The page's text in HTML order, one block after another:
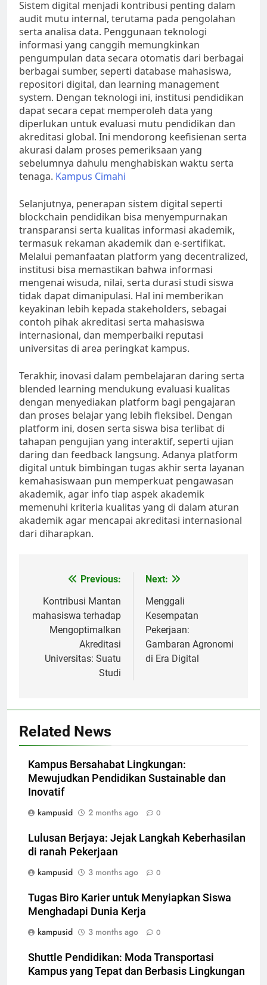
Sistem digital menjadi kontribusi penting dalam
audit mutu internal, terutama pada pengolahan
serta analisa data. Penggunaan teknologi
informasi yang canggih memungkinkan
pengumpulan data secara otomatis dari berbagai
berbagai sumber, seperti database mahasiswa,
repositori digital, dan learning management
system. Dengan teknologi ini, institusi pendidikan
dapat secara cepat memperoleh data yang
diperlukan untuk evaluasi mutu pendidikan dan
akreditasi global. Ini mendorong keefisienan serta
akurasi dalam proses pemeriksaan yang
sebelumnya dahulu menghabiskan waktu serta
tenaga. Kampus Cimahi
Selanjutnya, penerapan sistem digital seperti
blockchain pendidikan bisa menyempurnakan
transparansi serta kualitas informasi akademik,
termasuk rekaman akademik dan e-sertifikat.
Melalui pemanfaatan platform yang decentralized,
institusi bisa memastikan bahwa informasi
mengenai wisuda, nilai, serta durasi studi siswa
tidak dapat dimanipulasi. Hal ini memberikan
keyakinan lebih kepada stakeholders, sebagai
contoh pihak akreditasi serta mahasiswa
internasional, dan memperbaiki reputasi
universitas di area peringkat kampus.
Terakhir, inovasi dalam pembelajaran daring serta
blended learning mendukung evaluasi kualitas
dengan menyediakan platform bagi pengajaran
dan proses belajar yang lebih fleksibel. Dengan
platform ini, dosen serta siswa bisa terlibat di
tahapan pengujian yang interaktif, seperti ujian
daring dan feedback langsung. Adanya platform
digital untuk bimbingan tugas akhir serta layanan
kemahasiswaan pun memperkuat pengawasan
akademik, agar info tiap aspek akademik
memenuhi kriteria kualitas yang di dalam aturan
akademik agar mencapai akreditasi internasional
dari diharapkan.
navigation
Previous:
Kontribusi Mantan
mahasiswa terhadap
Mengoptimalkan
Akreditasi
Universitas: Suatu
Studi
Next:
Menggali
Kesempatan
Pekerjaan:
Gambaran Agronomi
di Era Digital
Related News
Kampus Bersahabat Lingkungan:
Mewujudkan Pendidikan Sustainable dan
Inovatif
kampusid
2 months ago 0
Lulusan Berjaya: Jejak Langkah Keberhasilan
di ranah Pekerjaan
kampusid
3 months ago 0
Tugas Biro Karier untuk Menyiapkan Siswa
Menghadapi Dunia Kerja
kampusid
3 months ago 0
Shuttle Pendidikan: Moda Transportasi
Kampus yang Tepat dan Berbasis Lingkungan